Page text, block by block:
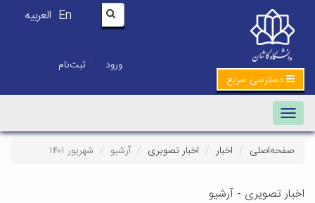
En العربیه
ورود | ثبت‌نام
دسترسی سریع
Toggle navigation
صفحه‌اصلی اخبار اخبار تصویری آرشیو شهریور ۱۴۰۱
اخبار تصویری - آرشیو